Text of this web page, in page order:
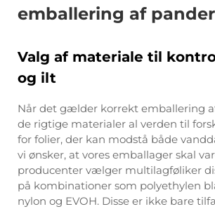
emballering af
Valg af materiale til
og ilt
Når det gælder korrekt emballering
de rigtige materialer al verden til
for folier, der kan modstå både
vi ønsker, at vores emballager skal
producenter vælger multilagføliker
på kombinationer som polyethylen
nylon og EVOH. Disse er ikke bare